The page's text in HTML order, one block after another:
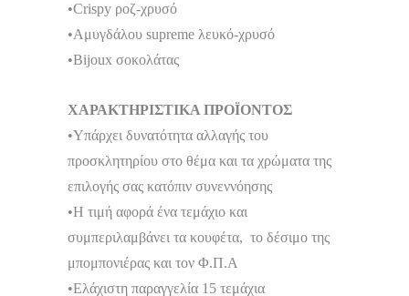
•Crispy ροζ-χρυσό
•Αμυγδάλου supreme λευκό-χρυσό
•Bijoux σοκολάτας
ΧΑΡΑΚΤΗΡΙΣΤΙΚΑ ΠΡΟΪΟΝΤΟΣ
•Υπάρχει δυνατότητα αλλαγής του
προσκλητηρίου στο θέμα και τα χρώματα της
επιλογής σας κατόπιν συνεννόησης
•Η τιμή αφορά ένα τεμάχιο και
συμπεριλαμβάνει τα κουφέτα, το δέσιμο της
μπομπονιέρας και τον Φ.Π.Α
•Ελάχιστη παραγγελία 15 τεμάχια